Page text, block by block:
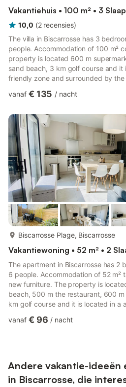
Vakantiehuis • 100 m² • 3
10,0 (2 recensies)
The villa in Biscarrosse has 3
people. Accommodation of 100 m²
property is located 600 m
sand beach, 3 km golf course and it
friendly zone and surrounded by the
fenced garden, terrace, washing
refrigerator, oven, freezer,
utensils, coffee machine and toaster.
vanaf € 135 / nacht
Biscarrosse Plage, Biscarrosse
Vakantiewoning • 52 m² • 2
The apartment in Biscarrosse has 2
6 people. Accommodation of 52 m²
new furniture. The property is
beach, 500 m the restaurant, 600
km golf course and it is located in a
following items: garden furniture, 12
vanaf € 96 / nacht
Andere vakantie-ideeën
in Biscarrosse, die